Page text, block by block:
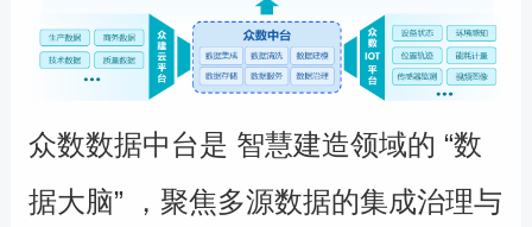
众数数据中台是 智慧建造领域的 “数
据大脑” ，聚焦多源数据的集成治理与